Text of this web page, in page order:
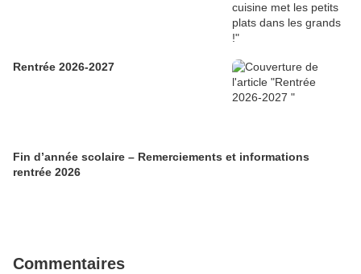
Rentrée 2026-2027
Fin d’année scolaire – Remerciements et informations
rentrée 2026
Commentaires